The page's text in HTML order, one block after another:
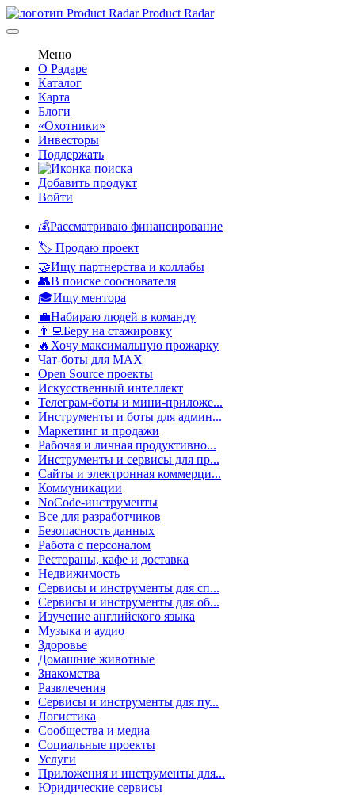
Product Radar
Меню
О Радаре
Каталог
Карта
Блоги
«Охотники»
Инвесторы
Поддержать
Добавить продукт
Войти
💰Рассматриваю финансирование
🏷️ Продаю проект
🤝Ищу партнерства и коллабы
👥В поиске сооснователя
🎓Ищу ментора
💼Набираю людей в команду
👨‍💻Беру на стажировку
🔥Хочу максимальную прожарку
Чат-боты для MAX
Open Source проекты
Искусственный интеллект
Телеграм-боты и мини-приложе...
Инструменты и боты для админ...
Маркетинг и продажи
Рабочая и личная продуктивно...
Инструменты и сервисы для пр...
Сайты и электронная коммерци...
Коммуникации
NoCode-инструменты
Все для разработчиков
Безопасность данных
Работа с персоналом
Рестораны, кафе и доставка
Недвижимость
Сервисы и инструменты для сп...
Сервисы и инструменты для об...
Изучение английского языка
Музыка и аудио
Здоровье
Домашние животные
Знакомства
Развлечения
Сервисы и инструменты для пу...
Логистика
Сообщества и медиа
Социальные проекты
Услуги
Приложения и инструменты для...
Юридические сервисы